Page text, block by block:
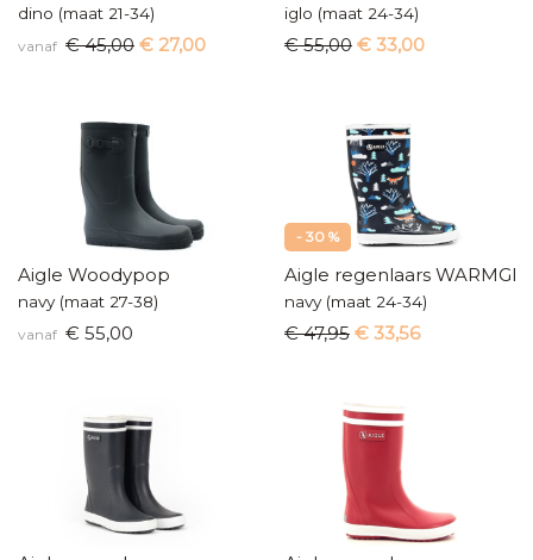
dino (maat 21-34)
vanaf € 45,00 € 27,00
iglo (maat 24-34)
€ 55,00 € 33,00
Aigle Woodypop
navy (maat 27-38)
vanaf € 55,00
- 30 %
Aigle regenlaars
navy (maat 24-34)
€ 47,95 € 33,56